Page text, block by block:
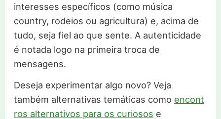
interesses específicos (como música
country, rodeios ou agricultura) e, acima de
tudo, seja fiel ao que sente. A autenticidade
é notada logo na primeira troca de
mensagens.
Deseja experimentar algo novo? Veja
também alternativas temáticas como encont
ros alternativos para os curiosos e